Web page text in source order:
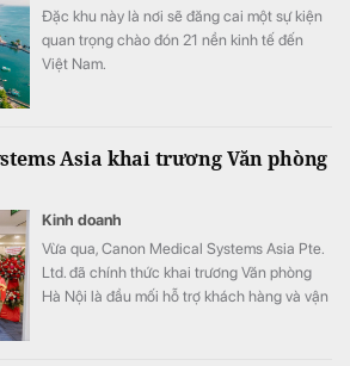
Đặc khu này là nơi sẽ đăng cai một sự kiện
quan trọng chào đón 21 nền kinh tế đến
Việt Nam.
Asia khai trương Văn phòng
Kinh doanh
Vừa qua, Canon Medical Systems Asia Pte.
Ltd. đã chính thức khai trương Văn phòng
Hà Nội là đầu mối hỗ trợ khách hàng và vận